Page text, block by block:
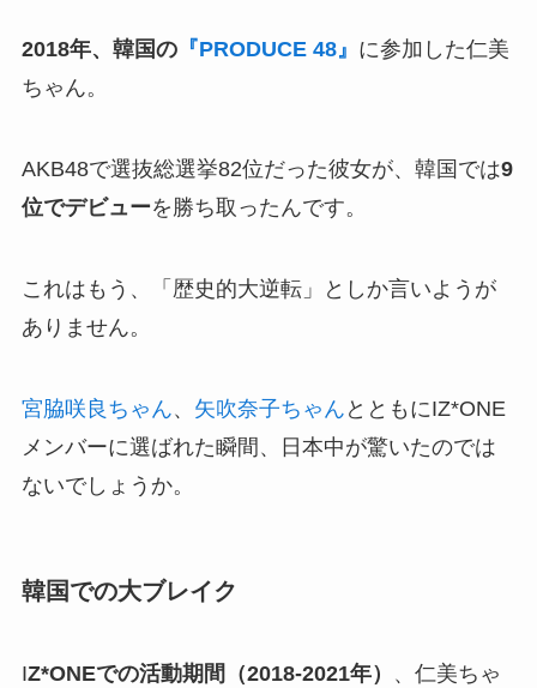
2018年、韓国の『PRODUCE 48』 に参加した仁美
ちゃん。
AKB48で選抜総選挙82位だった彼女が、韓国では9
位でデビューを勝ち取ったんです。
これはもう、「歴史的大逆転」としか言いようが
ありません。
宮脇咲良ちゃん、 矢吹奈子ちゃん とともにIZ*ONE
メンバーに選ばれた瞬間、日本中が驚いたのでは
ないでしょうか。
韓国での大ブレイク
IZ*ONEでの活動期間（2018-2021年）
、仁美ちゃ